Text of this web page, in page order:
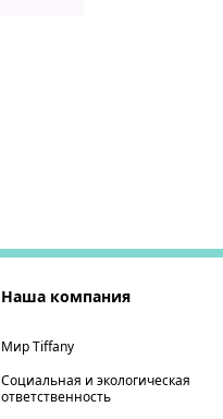
Наша компания
Мир Tiffany
Социальная и экологическая
ответственность